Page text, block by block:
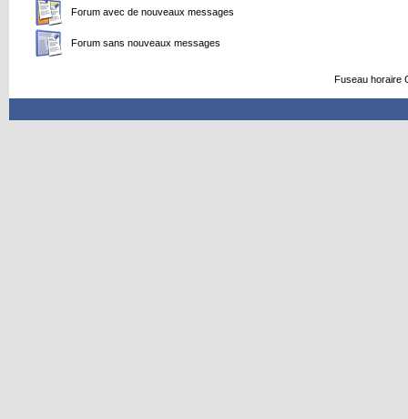
Forum avec de nouveaux messages
Forum sans nouveaux messages
Fuseau horaire